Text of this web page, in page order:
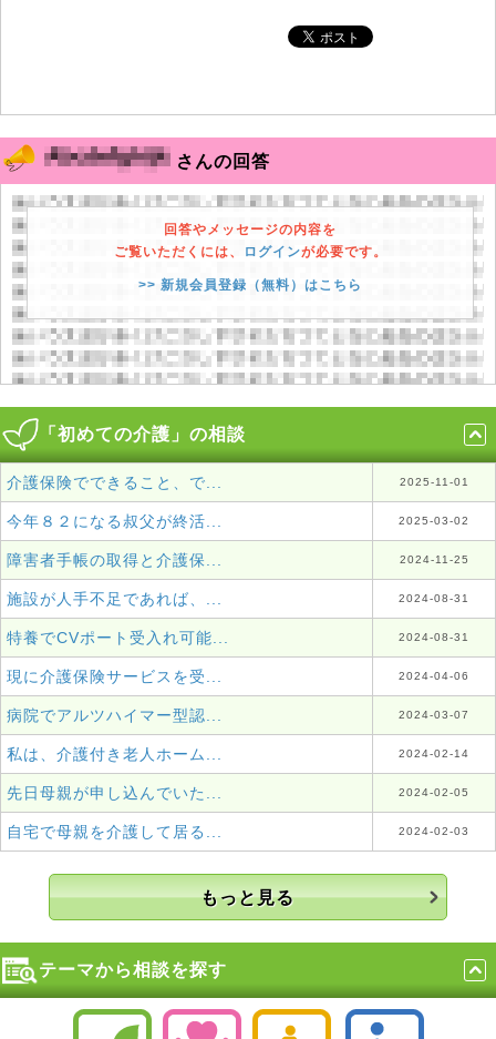
さんの回答
回答やメッセージの内容を
ご覧いただくには、
ログインが必要です。
>> 新規会員登録（無料）はこちら
「初めての介護」の相談
介護保険でできること、で... 2025-11-01
今年８２になる叔父が終活... 2025-03-02
障害者手帳の取得と介護保... 2024-11-25
施設が人手不足であれば、... 2024-08-31
特養でCVポート受入れ可能... 2024-08-31
現に介護保険サービスを受... 2024-04-06
病院でアルツハイマー型認... 2024-03-07
私は、介護付き老人ホーム... 2024-02-14
先日母親が申し込んでいた... 2024-02-05
自宅で母親を介護して居る... 2024-02-03
もっと見る
テーマから相談を探す